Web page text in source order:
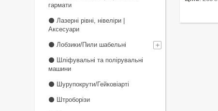
гармати
⚫ Лазерні рівні, нівеліри |
Аксесуари
⚫ Лобзики/Пили шабельні
⚫ Шліфувальні та полірувальні
машини
⚫ Шурупокрути/Гейковіарті
⚫ Штроборізи